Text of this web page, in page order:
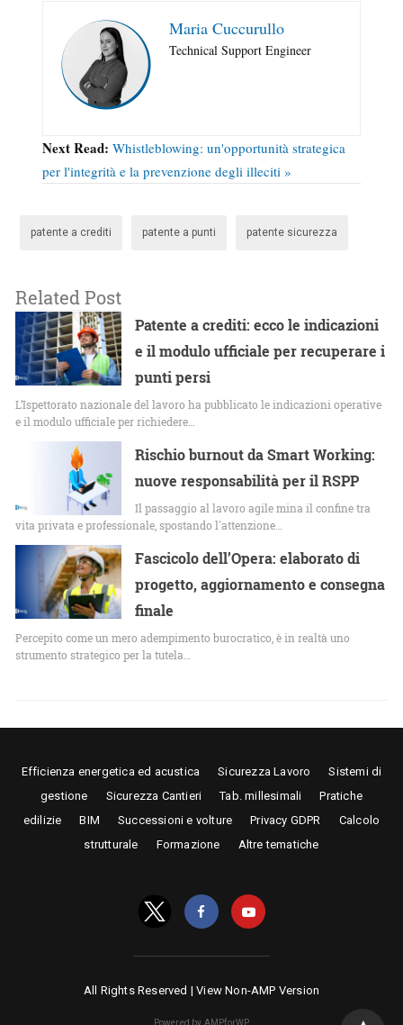
Maria Cuccurullo
Technical Support Engineer
Next Read: Whistleblowing: un'opportunità strategica
per l'integrità e la prevenzione degli illeciti »
patente a crediti patente a punti patente sicurezza
Related Post
Patente a crediti: ecco le indicazioni
e il modulo ufficiale per recuperare i
punti persi
L’Ispettorato nazionale del lavoro ha pubblicato le indicazioni operative
e il modulo ufficiale per richiedere…
Rischio burnout da Smart Working:
nuove responsabilità per il RSPP
Il passaggio al lavoro agile mina il confine tra
vita privata e professionale, spostando l'attenzione…
Fascicolo dell’Opera: elaborato di
progetto, aggiornamento e consegna
finale
Percepito come un mero adempimento burocratico, è in realtà uno
strumento strategico per la tutela…
Efficienza energetica ed acustica Sicurezza Lavoro
Sistemi di
gestione
Sicurezza Cantieri Tab. millesimali
Pratiche
edilizie
BIM Successioni e volture Privacy GDPR
Calcolo
strutturale
Formazione Altre tematiche
All Rights Reserved |View Non-AMP Version
Powered by AMPforWP